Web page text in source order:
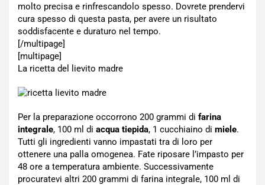
molto precisa e rinfrescandolo spesso. Dovrete prendervi
cura spesso di questa pasta, per avere un risultato
soddisfacente e duraturo nel tempo.
[/multipage]
[multipage]
La ricetta del lievito madre
Per la preparazione occorrono 200 grammi di farina
integrale, 100 ml di acqua tiepida, 1 cucchiaino di miele.
Tutti gli ingredienti vanno impastati tra di loro per
ottenere una palla omogenea. Fate riposare l’impasto per
48 ore a temperatura ambiente. Successivamente
procuratevi altri 200 grammi di farina integrale, 100 ml di